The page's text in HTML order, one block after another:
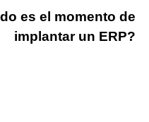
es el momento de
implantar un ERP?